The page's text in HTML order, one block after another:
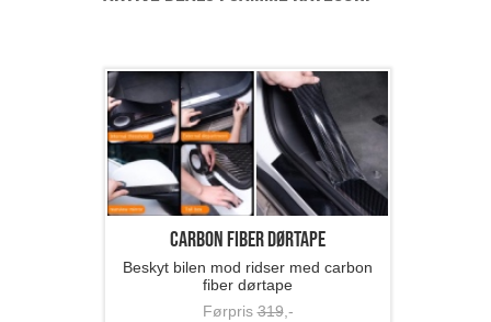
Carbon Fiber Dørtape
Beskyt bilen mod ridser med carbon
fiber dørtape
Førpris319,-